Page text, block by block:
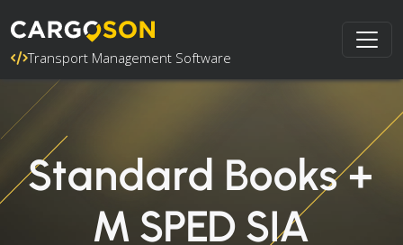
Transport Management Software
Standard Books +
M SPED SIA